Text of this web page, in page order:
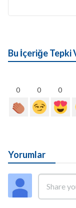
Bu İçeriğe Tepki
0 0 0
Yorumlar